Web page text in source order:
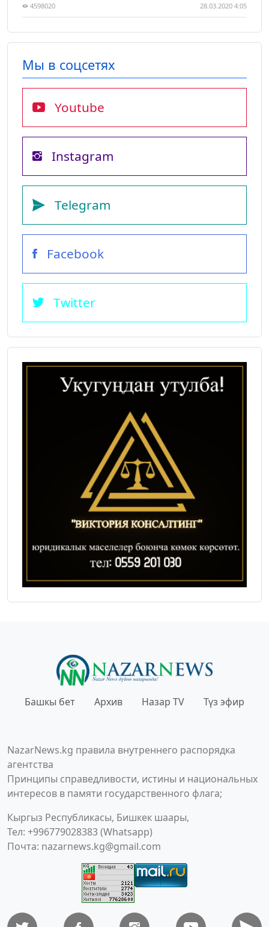
4598020 28.03.2020 4:05
Мы в соцсетях
Youtube
Instagram
Telegram
Facebook
Twitter
Башкы бет Архив Назар TV Түз эфир
NazarNews.kg правила внутреннего распорядка
агентства
Принципы справедливости, истины и национальных
интересов в памяти государственного флага;
Кыргыз Республикасы, Бишкек шаары,
Тел: +996779028383 (Whatsapp)
Почта: nazarnews.kg@gmail.com